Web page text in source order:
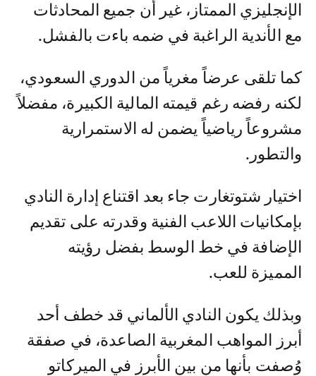
الإنجليزي الممتاز، غير أن جميع المحادثات
مع الأندية الراغبة في ضمه باءت بالفشل.
كما تلقى عرضاً مغرياً من الدوري السعودي،
لكنه رفضه رغم قيمته المالية الكبيرة، مفضلاً
مشروعاً رياضياً يضمن له الاستمرارية
والتطور.
اختيار شتوتغارت جاء بعد اقتناع إدارة النادي
بإمكانيات اللاعب الفنية وقدرته على تقديم
الإضافة في خط الوسط بفضل رؤيته
المميزة للعب.
وبذلك يكون النادي الألماني قد خطف أحد
أبرز المواهب المغربية الصاعدة، في صفقة
وُصفت بأنها من بين الأبرز في الميركاتو